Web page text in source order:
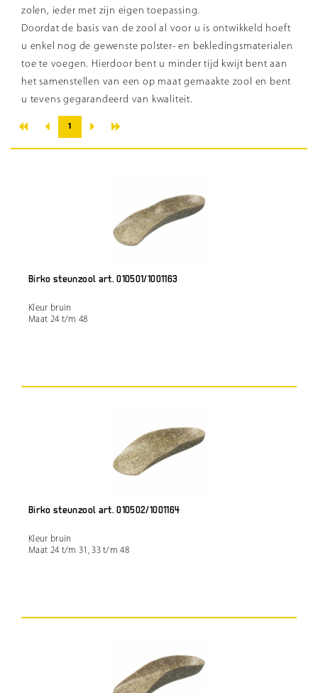
zolen, ieder met zijn eigen toepassing.
Doordat de basis van de zool al voor u is ontwikkeld hoeft
u enkel nog de gewenste polster- en bekledingsmaterialen
toe te voegen. Hierdoor bent u minder tijd kwijt bent aan
het samenstellen van een op maat gemaakte zool en bent
u tevens gegarandeerd van kwaliteit.
« ‹ 1 › »
Birko steunzool art. 010501/1001163
Kleur bruin
Maat 24 t/m 48
Birko steunzool art. 010502/1001164
Kleur bruin
Maat 24 t/m 31, 33 t/m 48